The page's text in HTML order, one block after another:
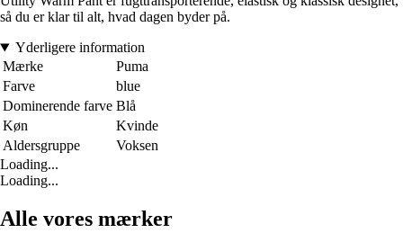
så du er klar til alt, hvad dagen byder på.
Yderligere information
Mærke
Puma
Farve
blue
Dominerende farve Blå
Køn
Kvinde
Aldersgruppe
Voksen
Loading...
Loading...
Alle vores mærker